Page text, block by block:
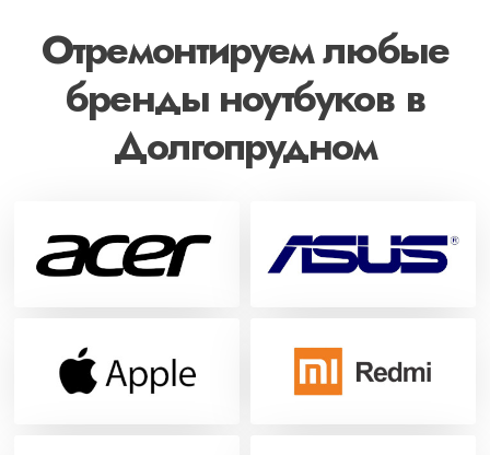
Отремонтируем любые
бренды ноутбуков в
Долгопрудном